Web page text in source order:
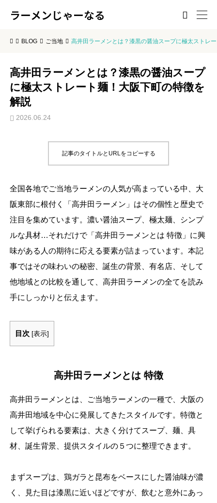
ラーメンじゃーなる 
BLOG ご当地 高井田ラーメンとは？漆黒の醤油スープに極太ストレ
高井田ラーメンとは？漆黒の醤油スープ
に極太ストレート麺！大阪下町の特徴を
解説
2026.06.24
記事のタイトルとURLをコピーする
全国各地でご当地ラーメンの人気が高まっている中、大
阪東部に根付く「高井田ラーメン」はその個性と歴史で
注目を集めています。濃い醤油スープ、極太麺、シンプ
ルな具材…それだけで「高井田ラーメンとは 特徴」に興
味がある人の期待に応える要素が詰まっています。本記
事ではその味わいの秘密、誕生の背景、有名店、そして
他地域との比較を通して、高井田ラーメンの全てを読み
手にしっかりと伝えます。
目次 [表示]
高井田ラーメンとは 特徴
高井田ラーメンとは、ご当地ラーメンの一種で、大阪の
高井田地域を中心に発展してきたスタイルです。特徴と
して挙げられる要素は、大きく分けてスープ、麺、具
材、誕生背景、提供スタイルの５つに整理できます。
まずスープは、鶏ガラと昆布をベースにした醤油味が濃
く、見た目は漆黒に近いほどですが、飲むと意外にあっ